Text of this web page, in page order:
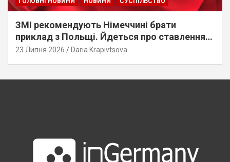
ЗМІ рекомендують Німеччині брати
приклад з Польщі. Йдеться про ставлення
до українців
23 Липня 2026 Daria Krapivtsova